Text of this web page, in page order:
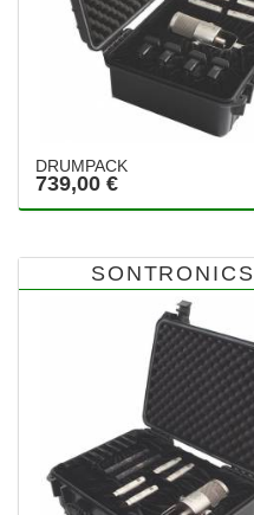
DRUMPACK
739,00 €
SONTRONICS